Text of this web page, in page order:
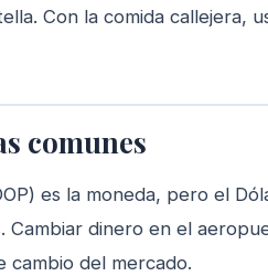
Con la comida callejera,
comunes
es la moneda, pero el
Cambiar dinero en el
cambio del mercado.